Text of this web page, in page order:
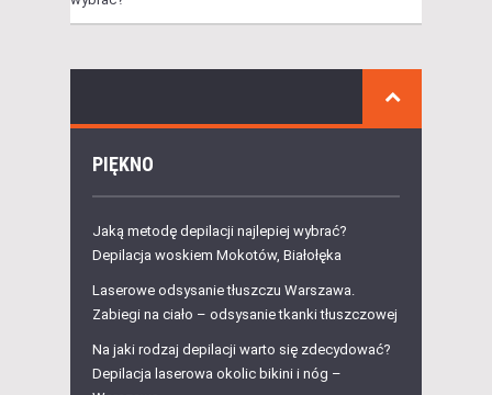
PIĘKNO
Jaką metodę depilacji najlepiej wybrać?
Depilacja woskiem Mokotów, Białołęka
Laserowe odsysanie tłuszczu Warszawa.
Zabiegi na ciało – odsysanie tkanki tłuszczowej
Na jaki rodzaj depilacji warto się zdecydować?
Depilacja laserowa okolic bikini i nóg –